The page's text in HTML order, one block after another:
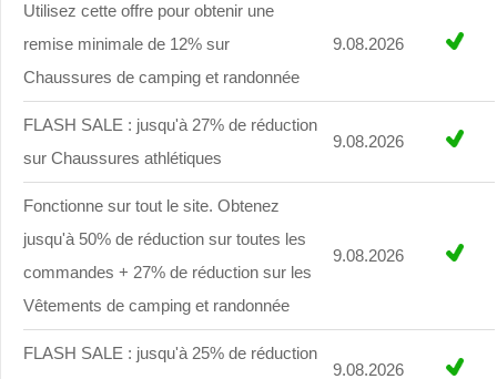
Utilisez cette offre pour obtenir une
remise minimale de 12% sur
Chaussures de camping et randonnée
9.08.2026
FLASH SALE : jusqu'à 27% de réduction
sur Chaussures athlétiques
9.08.2026
Fonctionne sur tout le site. Obtenez
jusqu'à 50% de réduction sur toutes les
commandes + 27% de réduction sur les
Vêtements de camping et randonnée
9.08.2026
FLASH SALE : jusqu'à 25% de réduction
9.08.2026